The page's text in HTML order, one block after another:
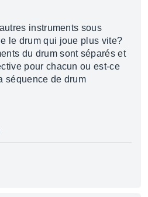
instruments sous
le drum qui joue plus vite?
du drum sont séparés et
pour chacun ou est-ce
séquence de drum